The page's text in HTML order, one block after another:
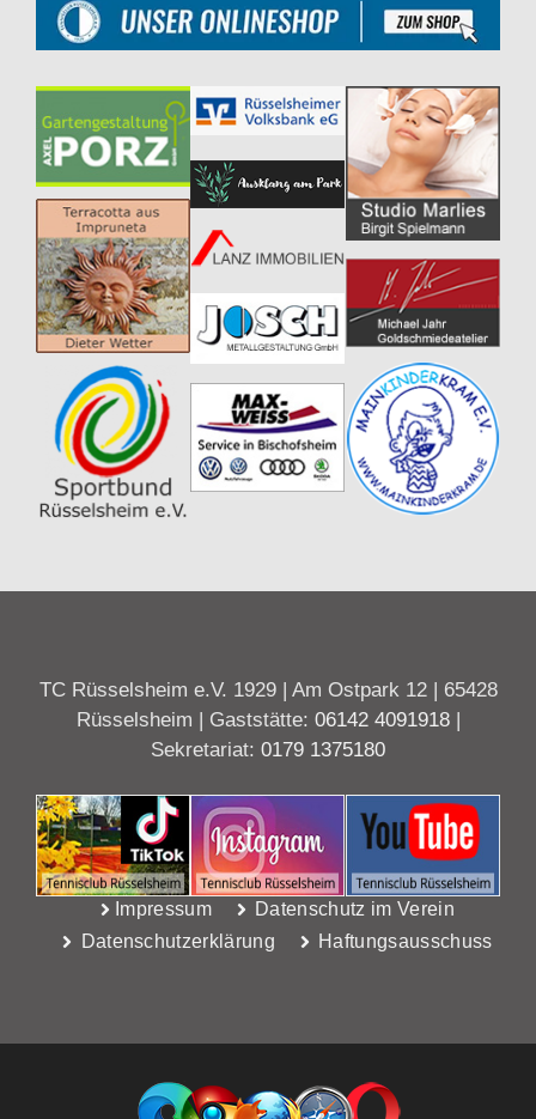
TC Rüsselsheim e.V. 1929 | Am Ostpark 12 | 65428
Rüsselsheim | Gaststätte: 06142 4091918|
Sekretariat: 0179 1375180
Impressum
Datenschutz im Verein
Datenschutzerklärung
Haftungsausschuss